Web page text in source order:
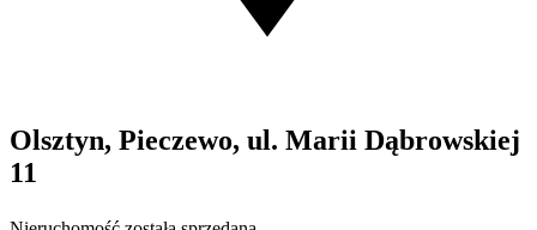
Olsztyn, Pieczewo, ul. Marii Dąbrowskiej
11